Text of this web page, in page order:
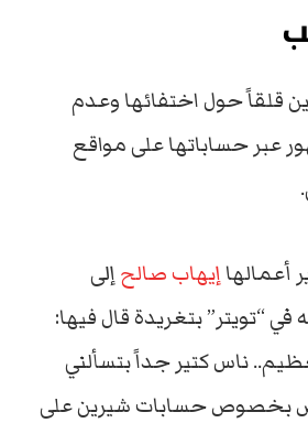
قلقاً حول اختفائها وعدم
عبر حساباتها على مواقع
أعمالهاإيهاب صالحإلى
“تويتر” بتغريدة قال فيها:
ناس كتير جداً بتسألني
بخصوص حسابات شيرين على